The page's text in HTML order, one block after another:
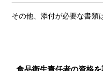
その他、添付が必要な書類